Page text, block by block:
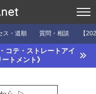
ス・道順 質問・相談 【
コテ・ストレートアイ
トメント》